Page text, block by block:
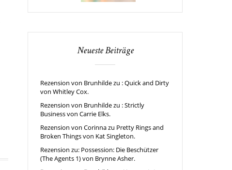
Neueste Beiträge
Rezension von Brunhilde zu : Quick and Dirty
von Whitley Cox.
Rezension von Brunhilde zu : Strictly
Business von Carrie Elks.
Rezension von Corinna zu Pretty Rings and
Broken Things von Kat Singleton.
Rezension zu: Possession: Die Beschützer
(The Agents 1) von Brynne Asher.